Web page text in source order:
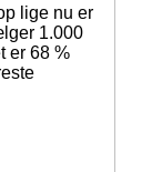
lige nu er
1.000
er 68 %